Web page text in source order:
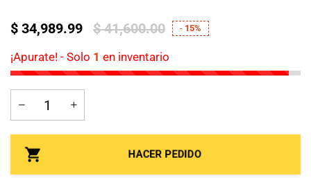
$ 34,989.99 $ 41,600.00 - 15%
¡Apurate! - Solo 1 en inventario
HACER PEDIDO